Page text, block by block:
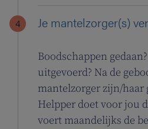
Je mantelzorger(s)
Boodschappen
uitgevoerd? Na de
mantelzorger zijn/haar
Helpper doet voor jou
voert maandelijks de